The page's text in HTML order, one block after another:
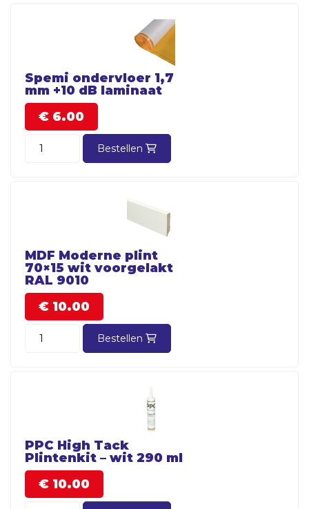
Spemi ondervloer 1,7
mm +10 dB laminaat
€ 6.00
Bestellen
MDF Moderne plint
70×15 wit voorgelakt
RAL 9010
€ 10.00
Bestellen
PPC High Tack
Plintenkit – wit 290 ml
€ 10.00